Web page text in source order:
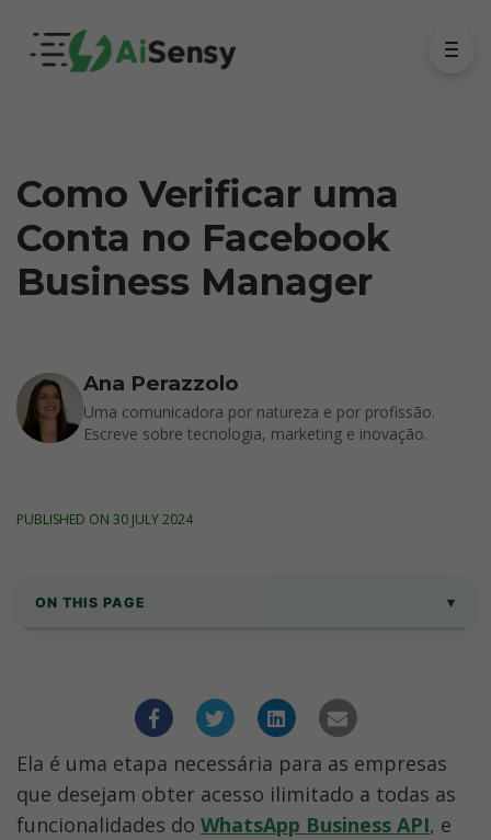
Como Verificar uma
Conta no Facebook
Business Manager
Ana Perazzolo
Uma comunicadora por natureza e por profissão.
Escreve sobre tecnologia, marketing e inovação.
PUBLISHED ON 30 JULY 2024
ON THIS PAGE ▾
Como Verificar uma Conta no Facebook
Facebook Business Manager?
Perguntas Frequentes Sobre a Verificação
Comercial do Facebook
Ela é uma etapa necessária para as empresas
que desejam obter acesso ilimitado a todas as
funcionalidades do WhatsApp Business API, e